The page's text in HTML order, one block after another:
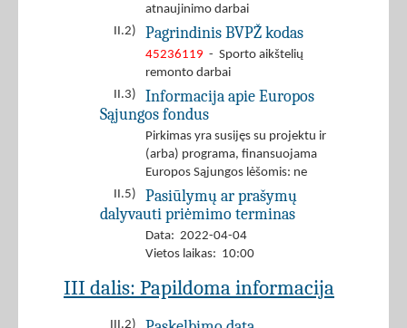
atnaujinimo darbai
II.2)
Pagrindinis BVPŽ kodas
45236119 - Sporto aikštelių
remonto darbai
II.3)
Informacija apie Europos
Sąjungos fondus
Pirkimas yra susijęs su projektu ir
(arba) programa, finansuojama
Europos Sąjungos lėšomis: ne
II.5)
Pasiūlymų ar prašymų
dalyvauti priėmimo terminas
Data: 2022-04-04
Vietos laikas: 10:00
III dalis: Papildoma informacija
III.2)